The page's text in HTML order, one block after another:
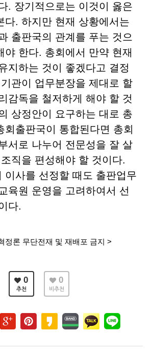
. 장기적으로는 이것이 옳은
다. 하지만 현재 상황에서는
출판국의 관계를 푸는 것으
야 한다. 총회에서 만약 현재
지하는 것이 좋겠다고 결정
관이 업무분장을 제대로 할
감독을 철저하게 해야 할 것
상정안이 요구하는 대로 총
회출판국이 통합된다면 총회
서로 나누어 전문성을 잘 살
직을 편성해야 할 것이다.
이사를 선정할 때도 출판업무
육원 운영을 고려하여서 선
다.
론 무단전재 및 재배포 금지 >
0
추천
0
비추천